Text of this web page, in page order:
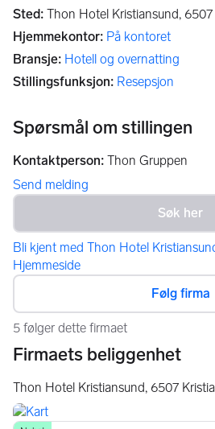
Sted: Thon Hotel Kristiansund, 6507
Hjemmekontor: På kontoret
Bransje: Hotell og overnatting
Stillingsfunksjon: Resepsjon
Spørsmål om stillingen
Kontaktperson: Thon Gruppen
Send melding
Bli kjent med Thon Hotel
Hjemmeside
Følg firma
5 følger dette firmaet
Firmaets beliggenhet
Thon Hotel Kristiansund, 6507